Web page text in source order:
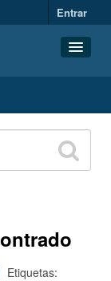
Entrar
Etiquetas: